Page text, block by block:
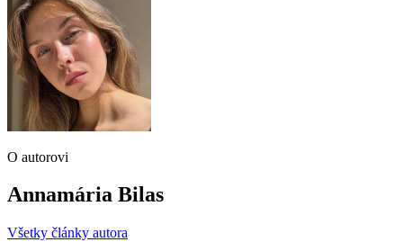
O autorovi
Annamária Bilas
Všetky články autora